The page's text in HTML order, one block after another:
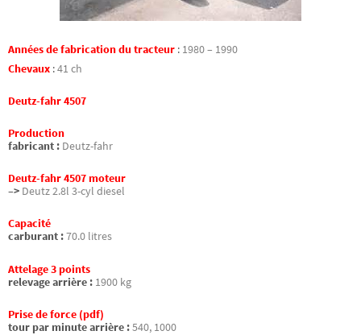
Années de fabrication du tracteur : 1980 – 1990
Chevaux :41 ch
Deutz-fahr 4507
Production
fabricant : Deutz-fahr
Deutz-fahr 4507 moteur
–> Deutz 2.8l 3-cyl diesel
Capacité
carburant :70.0 litres
Attelage 3 points
relevage arrière : 1900 kg
Prise de force (pdf)
tour par minute arrière :540, 1000